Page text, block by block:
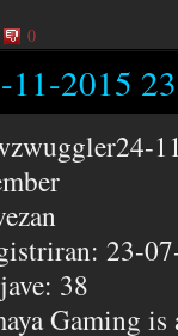
0
11-2015
23-
38
Gaming is